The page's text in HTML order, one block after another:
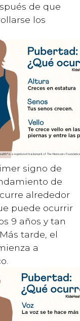
de que
los
signo de
de
alrededor
puede ocurrir
9 años y tan
tarde, el
a